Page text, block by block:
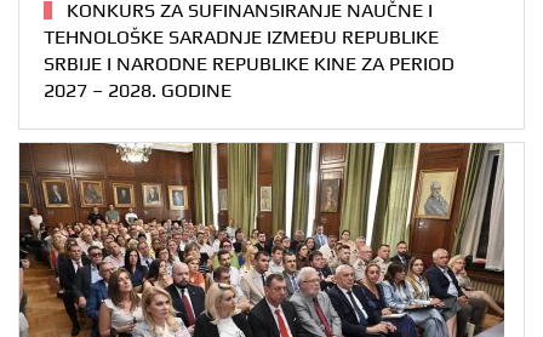
KONKURS ZA SUFINANSIRANJE NAUČNE I
TEHNOLOŠKE SARADNJE IZMEĐU REPUBLIKE
SRBIJE I NARODNE REPUBLIKE KINE ZA PERIOD
2027 – 2028. GODINE